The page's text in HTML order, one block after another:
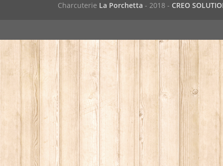
Charcuterie La Porchetta - 2018 - CREO